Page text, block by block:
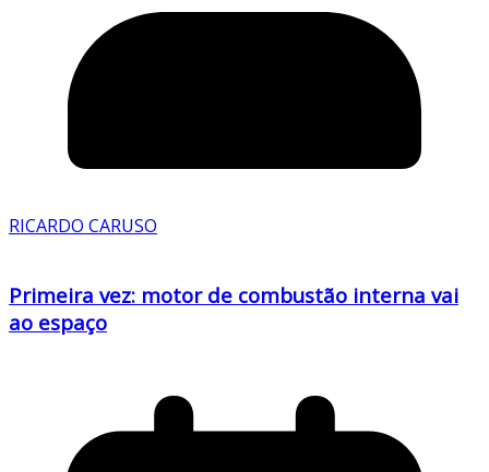
RICARDO CARUSO
Primeira vez: motor de combustão interna vai
ao espaço